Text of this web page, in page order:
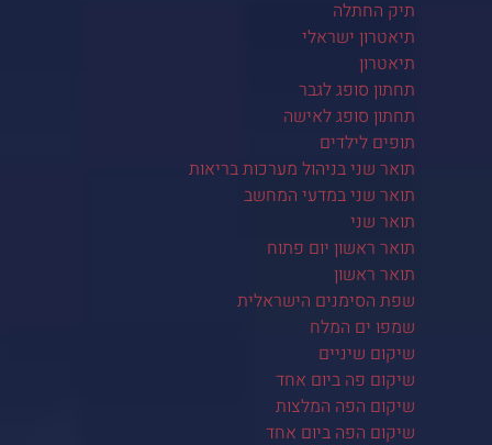
תיק החתלה
תיאטרון ישראלי
תיאטרון
תחתון סופג לגבר
תחתון סופג לאישה
תופים לילדים
תואר שני בניהול מערכות בריאות
תואר שני במדעי המחשב
תואר שני
תואר ראשון יום פתוח
תואר ראשון
שפת הסימנים הישראלית
שמפו ים המלח
שיקום שיניים
שיקום פה ביום אחד
שיקום הפה המלצות
שיקום הפה ביום אחד